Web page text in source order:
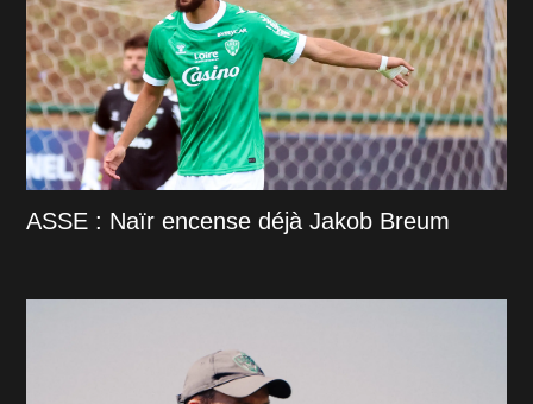
ASSE : Naïr encense déjà Jakob Breum